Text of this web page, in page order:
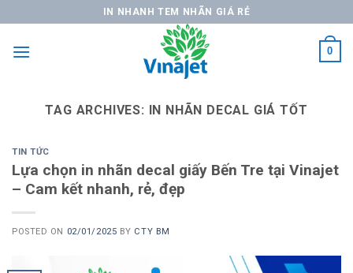
content
IN NHANH TEM NHÃN GIÁ RẺ
0
TAG ARCHIVES: IN NHÃN DECAL GIÁ TỐT
TIN TỨC
Lựa chọn in nhãn decal giấy Bến Tre tại Vinajet
– Cam kết nhanh, rẻ, đẹp
POSTED ON 02/01/2025 BY CTY BM